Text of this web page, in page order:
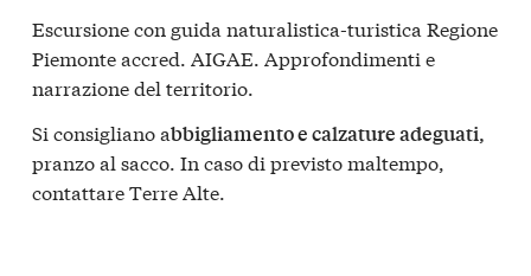
Escursione con guida naturalistica-turistica Regione
Piemonte accred. AIGAE. Approfondimenti e
narrazione del territorio.
Si consigliano abbigliamento e calzature adeguati,
pranzo al sacco. In caso di previsto maltempo,
contattare Terre Alte.